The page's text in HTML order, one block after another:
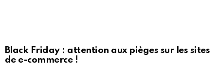
Black Friday : attention aux pièges sur les sites
de e-commerce !